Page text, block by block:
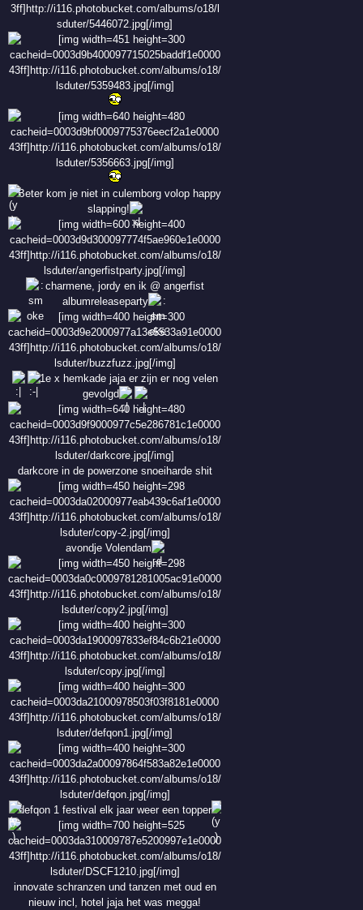
Beter kom je niet in culemborg volop happy
slapping!
charmene, jordy en ik @ angerfist
albumreleaseparty
1e x hemkade jaja er zijn er nog velen
gevolgd
darkcore in de powerzone snoeiharde shit
avondje Volendam
defqon 1 festival elk jaar weer een topper
innovate schranzen und tanzen met oud en
nieuw incl, hotel jaja het was megga!